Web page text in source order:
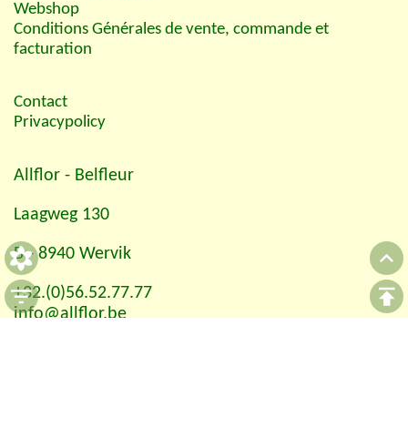
Webshop
Conditions Générales de vente, commande et
facturation
Contact
Privacypolicy
Allflor - Belfleur
Laagweg 130
B - 8940 Wervik
+32.(0)56.52.77.77
info@allflor.be